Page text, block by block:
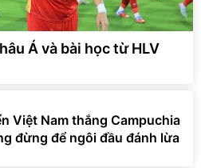
Á và bài học từ HLV
Việt Nam thắng Campuchia
đừng để ngôi đầu đánh lừa